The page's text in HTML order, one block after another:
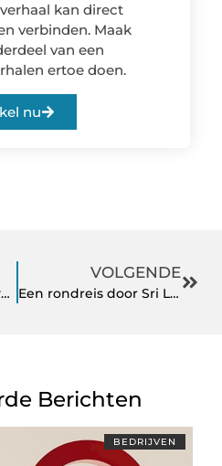
kan direct
verbinden. Maak
van een
ertoe doen.
nu
De voor- en nadelen van een elektrische taxi voor taxiondernemers
VOLGENDE
Een rondreis door Sri Lanka met kinderen voor een onvergetelijke herinnering
Berichten
BEDRIJVEN